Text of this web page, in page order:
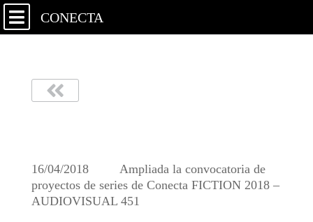
CONECTA
16/04/2018 Ampliada la convocatoria de
proyectos de series de Conecta FICTION 2018 –
AUDIOVISUAL 451